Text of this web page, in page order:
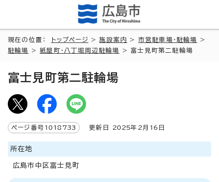
現在の位置： トップページ >施設案内 > 市営駐車場・駐輪場
>
駐輪場
>紙屋町・八丁堀周辺駐輪場 > 富士見町第二駐輪場
富士見町第二駐輪場
ページ番号 1018733 更新日 2025年2月 16 日
所在地
広島市中区富士見町